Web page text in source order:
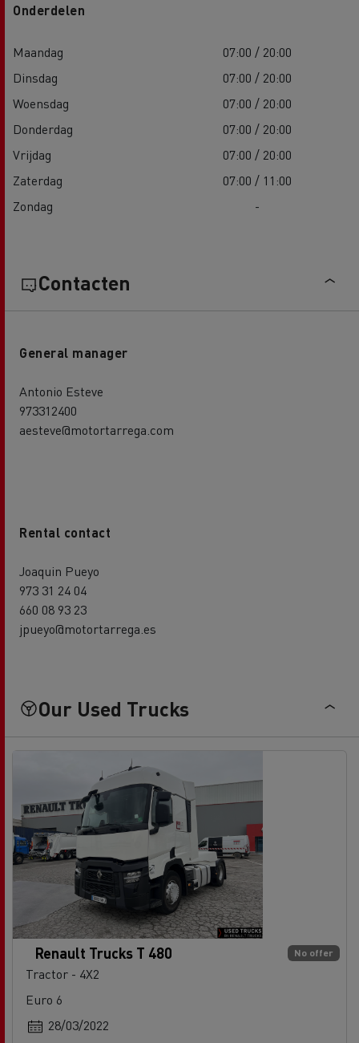
Onderdelen
Maandag
07:00 / 20:00
Dinsdag
07:00 / 20:00
Woensdag
07:00 / 20:00
Donderdag
07:00 / 20:00
Vrijdag
07:00 / 20:00
Zaterdag
07:00 / 11:00
Zondag
-
Contacten
General manager
Antonio Esteve
973312400
aesteve@motortarrega.com
Rental contact
Joaquin Pueyo
973 31 24 04
660 08 93 23
jpueyo@motortarrega.es
Our Used Trucks
No offer
Renault Trucks T 480
Tractor - 4X2
Euro 6
28/03/2022